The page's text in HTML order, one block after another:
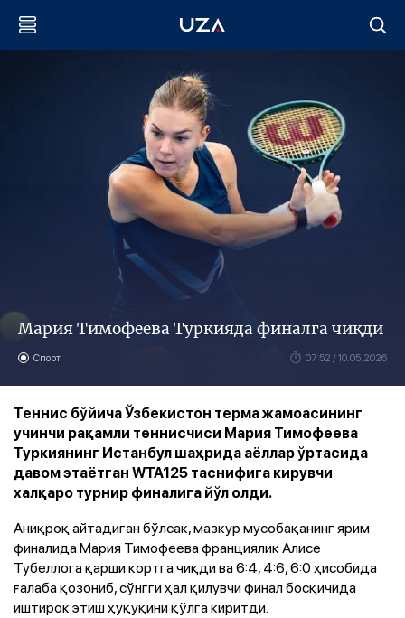
Мария Тимофеева Туркияда финалга чиқди
Спорт 07:52 / 10.05.2026
Теннис бўйича Ўзбекистон терма жамоасининг
учинчи рақамли теннисчиси Мария Тимофеева
Туркиянинг Истанбул шаҳрида аёллар ўртасида
давом этаётган WTA125 таснифига кирувчи
халқаро турнир финалига йўл олди.
Аниқроқ айтадиган бўлсак, мазкур мусобақанинг ярим
финалида Мария Тимофеева франциялик Алисе
Тубеллога қарши кортга чиқди ва 6:4, 4:6, 6:0 ҳисобида
ғалаба қозониб, сўнгги ҳал қилувчи финал босқичида
иштирок этиш ҳуқуқини қўлга киритди.